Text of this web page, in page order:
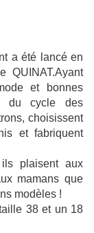
a été lancé en
et bonnes
du cycle des
choisissent
et fabriquent
plaisent aux
mamans que
modèles !
38 et un 18